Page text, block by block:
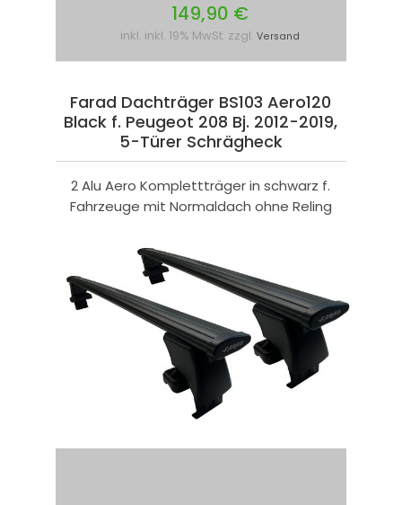
149,90 €
inkl. inkl. 19% MwSt. zzgl. Versand
Farad Dachträger BS103 Aero120
Black f. Peugeot 208 Bj. 2012-2019,
5-Türer Schrägheck
2 Alu Aero Komplettträger in schwarz f.
Fahrzeuge mit Normaldach ohne Reling